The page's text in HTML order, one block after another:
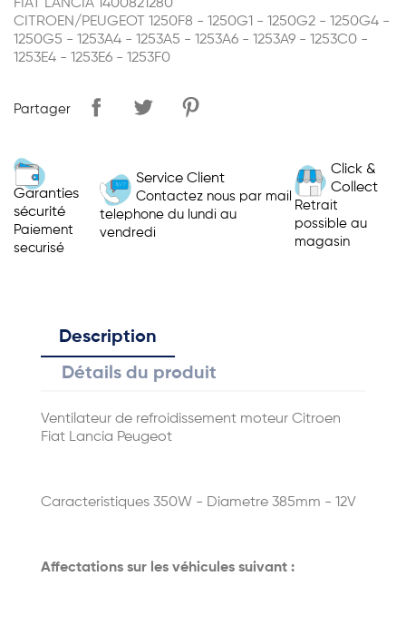
FIAT LANCIA 1400821280
CITROEN/PEUGEOT 1250F8 - 1250G1 - 1250G2 - 1250G4 -
1250G5 - 1253A4 - 1253A5 - 1253A6 - 1253A9 - 1253C0 -
1253E4 - 1253E6 - 1253F0
Partager
Garanties
sécurité
Paiement
securisé
Service Client
Contactez nous par mail
telephone du lundi au
vendredi
Click &
Collect
Retrait
possible au
magasin
Description
Détails du produit
Ventilateur de refroidissement moteur Citroen
Fiat Lancia Peugeot
Caracteristiques 350W - Diametre 385mm - 12V
Affectations sur les véhicules suivant :